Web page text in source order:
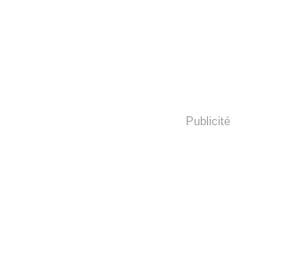
Publicité